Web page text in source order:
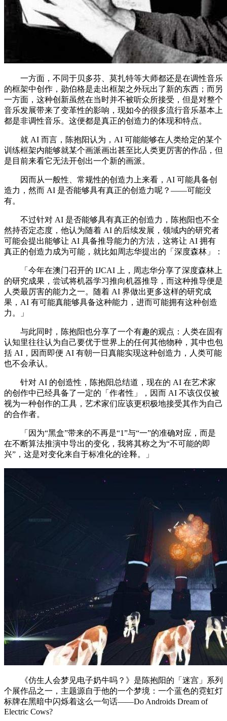
一方面，不同于贝多芬、莫扎特等大师都还是在调性音乐
的框架中创作，勋伯格是走出框架之外玩出了新的东西；而另
一方面，这种创新虽然在当时并不被听众所接受，但是对整个
音乐发展带来了变革性的影响，现如今的很多流行音乐基本上
都是非调性音乐。这便都是真正的创造力的体现和特点。
就 AI 而言，陈抱阳认为，AI 可能能够在人类给定的某个
训练框架内能够就某个画派画出甚至比人类更厉害的作品，但
是目前来看它无法开创出一个新的画派。
因而从一般性、常规性的创造力上来看，AI 可能具备创
造力，然而 AI 是否能够具有真正的创造力呢？——可能没
有。
不过针对 AI 是否能够具有真正的创造力，陈抱阳也不全
然持否定态度，他认为随着 AI 的后续发展，领域内的研究者
可能会提出能够让 AI 具备推导能力的方法，这将让 AI 拥有
真正的创造力成为可能，就比如周志华提出的「深度森林」：
「今年在澳门召开的 IJCAI 上，周志华分享了深度森林上
的研究成果，尝试将机器学习推向机器推导，而这种推导便是
人类最厉害的能力之一。随着 AI 界做出更多这样的研究成
果，AI 有可能真能够具备这种能力，进而可能拥有这种创造
力。」
与此同时，陈抱阳也分享了一个有趣的观点：人类在固有
认知里往往认为自己要优于世界上的任何其他物种，其中也包
括 AI，因而即便 AI 有朝一日真能实现这种创造力，人类可能
也不会承认。
针对 AI 的创造性，陈抱阳总结道，现在的 AI 在艺术家
的创作中已经具备了一定的「作者性」，因而 AI 不该仅仅被
视为一种创作的工具，艺术家们应该更积极地接受其作为自己
的合作者。
「因为“黑盒”带来的不再是“1”与“一”的准确对应，而是
在不断算法推演中导出的变化，我将其称之为“不可能的即
兴”，这是对变化来自于标准化的诠释。」
《仿生人会梦见电子奶牛吗？》是陈抱阳的「迷宫」系列
个展作品之一，主题源自于他的一个梦境：一个蓝色的霓虹灯
标牌在黑暗中闪烁着这么一句话——Do Androids Dream of
Electric Cows?